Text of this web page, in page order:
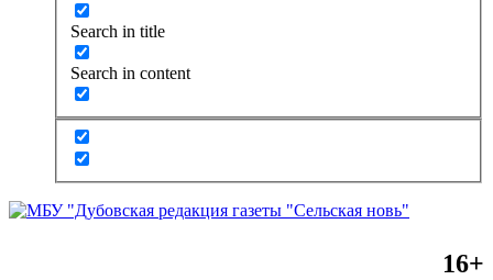
Search in title
Search in content
16+